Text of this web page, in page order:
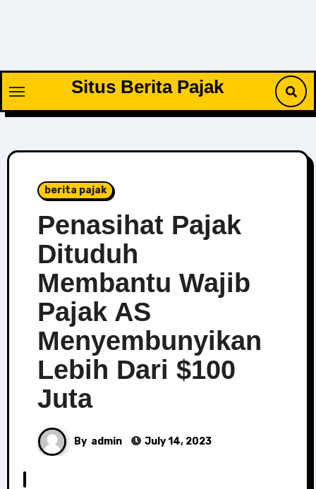
Situs Berita Pajak
berita pajak
Penasihat Pajak
Dituduh
Membantu Wajib
Pajak AS
Menyembunyikan
Lebih Dari $100
Juta
By admin July 14, 2023